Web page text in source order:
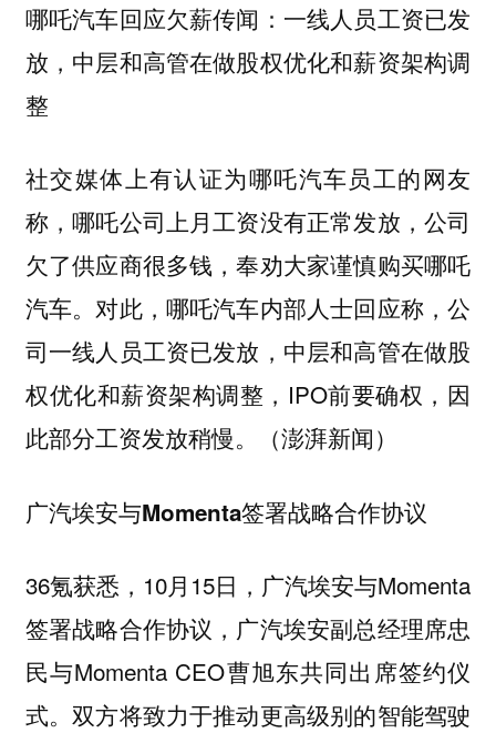
哪吒汽车回应欠薪传闻：一线人员工资已发
放，中层和高管在做股权优化和薪资架构调
整
社交媒体上有认证为哪吒汽车员工的网友
称，哪吒公司上月工资没有正常发放，公司
欠了供应商很多钱，奉劝大家谨慎购买哪吒
汽车。对此，哪吒汽车内部人士回应称，公
司一线人员工资已发放，中层和高管在做股
权优化和薪资架构调整，IPO前要确权，因
此部分工资发放稍慢。（澎湃新闻）
广汽埃安与Momenta签署战略合作协议
36氪获悉，10月15日，广汽埃安与Momenta
签署战略合作协议，广汽埃安副总经理席忠
民与Momenta CEO曹旭东共同出席签约仪
式。双方将致力于推动更高级别的智能驾驶